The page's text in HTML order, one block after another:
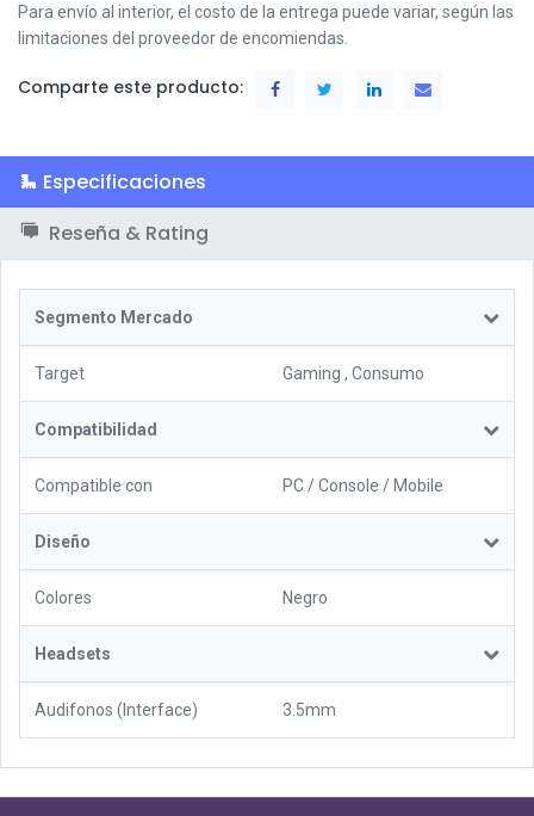
Para envío al interior, el costo de la entrega puede variar, según las
limitaciones del proveedor de encomiendas.
Comparte este producto:
Especificaciones
Reseña & Rating
Segmento Mercado
Target Gaming , Consumo
Compatibilidad
Compatible con PC / Console / Mobile
Diseño
Colores Negro
Headsets
Audifonos (Interface) 3.5mm